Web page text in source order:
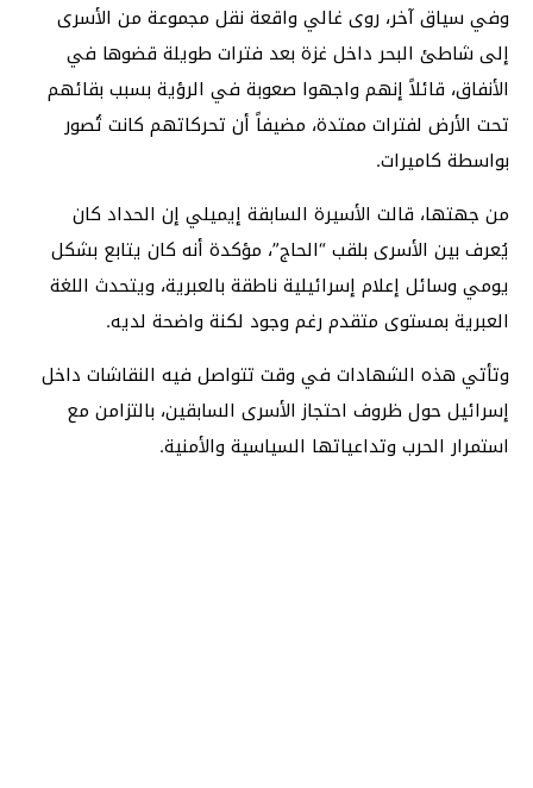
وفي سياق آخر، روى غالي واقعة نقل مجموعة من الأسرى
إلى شاطئ البحر داخل غزة بعد فترات طويلة قضوها في
الأنفاق، قائلاً إنهم واجهوا صعوبة في الرؤية بسبب بقائهم
تحت الأرض لفترات ممتدة، مضيفاً أن تحركاتهم كانت تُصور
بواسطة كاميرات.
من جهتها، قالت الأسيرة السابقة إيميلي إن الحداد كان
يُعرف بين الأسرى بلقب “الحاج”، مؤكدة أنه كان يتابع بشكل
يومي وسائل إعلام إسرائيلية ناطقة بالعبرية، ويتحدث اللغة
العبرية بمستوى متقدم رغم وجود لكنة واضحة لديه.
وتأتي هذه الشهادات في وقت تتواصل فيه النقاشات داخل
إسرائيل حول ظروف احتجاز الأسرى السابقين، بالتزامن مع
استمرار الحرب وتداعياتها السياسية والأمنية.